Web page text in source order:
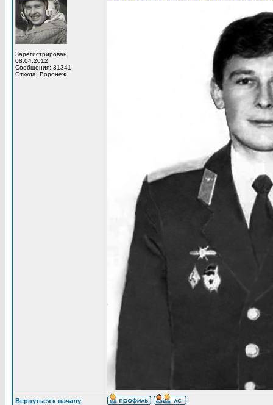
Зарегистрирован:
08.04.2012
Сообщения: 31341
Откуда: Воронеж
Вернуться к началу